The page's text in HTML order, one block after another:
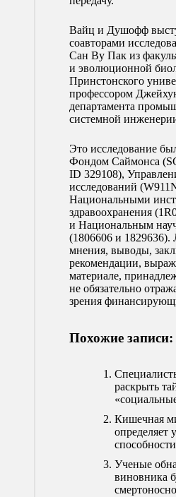
Вайц и Душофф
соавторами
Сан Ву Пак из
и эволюционной
Принстонского
профессором
департамента
системной
Это исследование
Фондом Саймонса
ID 329108),
исследований
Национальными
здравоохранения
и Национальным
(1806606 и
мнения, выводы,
рекомендации,
материале,
не обязательно
зрения
Похожие записи:
раскрыть
Кишечная
определяет
способности
Ученые
виновника